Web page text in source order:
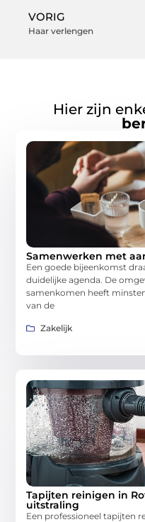
VORIG
Haar verlengen
Hier zijn
Samenwerken met
Een goede bijeenkomst
duidelijke agenda. De
samenkomen heeft
van de
Zakelijk
Tapijten reinigen in
uitstraling
Een professioneel tapijten